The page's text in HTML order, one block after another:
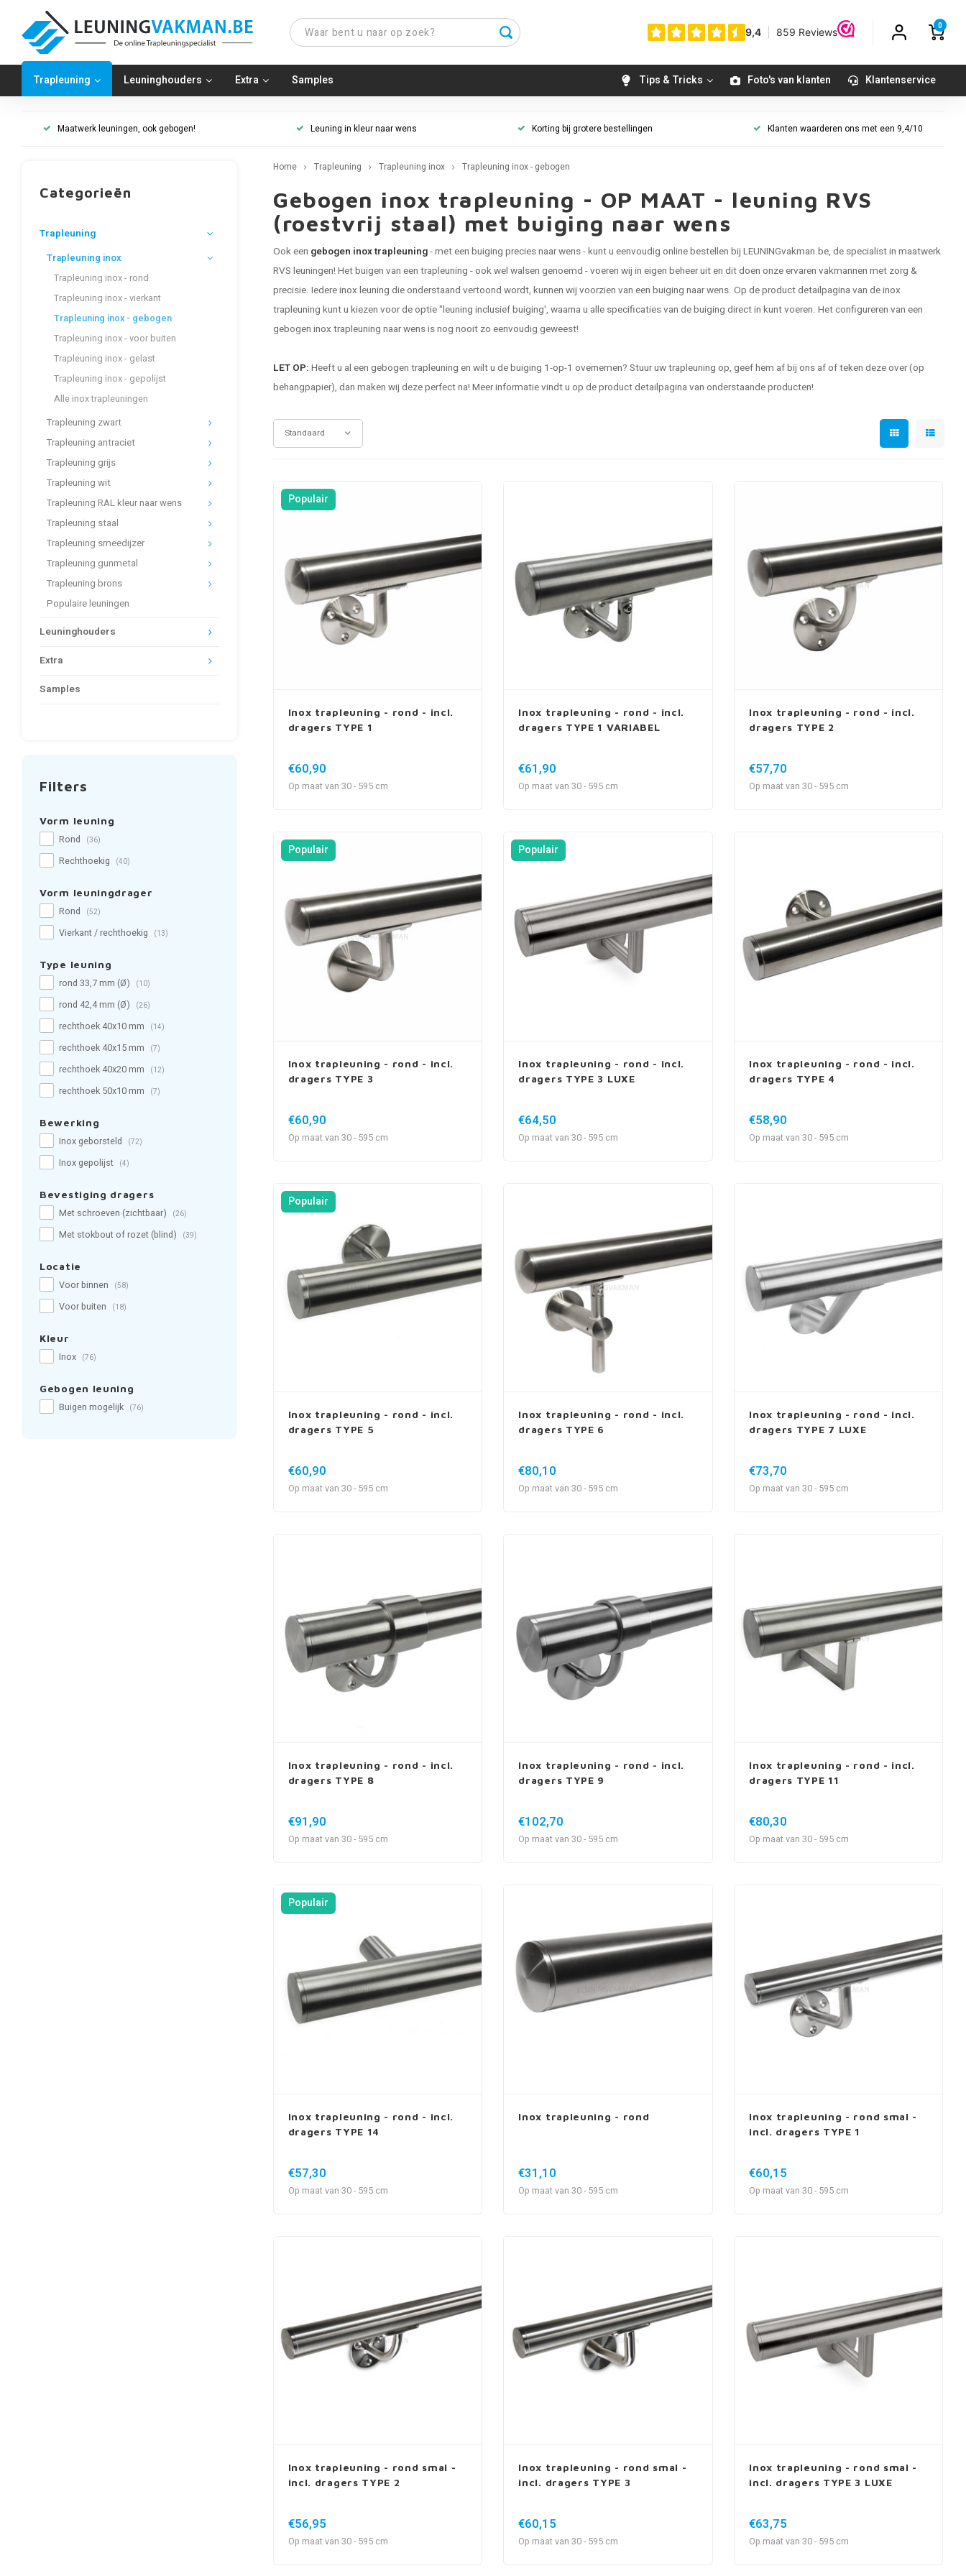
0
Trapleuning Leuninghouders Extra Samples Tips & Tricks Foto's van klanten Klantenservice
Maatwerk leuningen, ook gebogen! Leuning in kleur naar wens Korting bij grotere bestellingen Klanten waarderen ons met een 9,4/10
Categorieën
Trapleuning
Trapleuning inox
Trapleuning inox - rond
Trapleuning inox - vierkant
Trapleuning inox - gebogen
Trapleuning inox - voor buiten
Trapleuning inox - gelast
Trapleuning inox - gepolijst
Alle inox trapleuningen
Trapleuning zwart
Trapleuning antraciet
Trapleuning grijs
Trapleuning wit
Trapleuning RAL kleur naar wens
Trapleuning staal
Trapleuning smeedijzer
Trapleuning gunmetal
Trapleuning brons
Populaire leuningen
Leuninghouders
Extra
Samples
Filters
Vorm leuning
Rond (36)
Rechthoekig (40)
Vorm leuningdrager
Rond (52)
Vierkant / rechthoekig (13)
Type leuning
rond 33,7 mm (Ø) (10)
rond 42,4 mm (Ø) (26)
rechthoek 40x10 mm (14)
rechthoek 40x15 mm (7)
rechthoek 40x20 mm (12)
rechthoek 50x10 mm (7)
Bewerking
Inox geborsteld (72)
Inox gepolijst (4)
Bevestiging dragers
Met schroeven (zichtbaar) (26)
Met stokbout of rozet (blind) (39)
Locatie
Voor binnen (58)
Voor buiten (18)
Kleur
Inox (76)
Gebogen leuning
Buigen mogelijk (76)
Home Trapleuning Trapleuning inox Trapleuning inox - gebogen
Gebogen inox trapleuning - OP MAAT - leuning RVS
(roestvrij staal) met buiging naar wens
Ook een gebogen inox trapleuning- met een buiging precies naar wens - kunt u eenvoudig online bestellen bij LEUNINGvakman.be, de specialist in maatwerk
RVS leuningen! Het buigen van een trapleuning - ook wel walsen genoemd - voeren wij in eigen beheer uit en dit doen onze ervaren vakmannen met zorg &
precisie. Iedereinox leuning die onderstaand vertoond wordt, kunnen wij voorzien van een buiging naar wens. Op de product detailpagina van de inox
trapleuning kunt u kiezen voor de optie "leuning inclusief buiging', waarna u alle specificaties van de buiging direct in kunt voeren. Het configureren van een
gebogen inox trapleuning naar wens is nog nooit zo eenvoudig geweest!
LET OP: Heeft u al een gebogen trapleuning en wilt u de buiging 1-op-1 overnemen? Stuur uw trapleuning op, geef hem af bij ons af of teken deze over (op
behangpapier), dan maken wij deze perfect na! Meer informatie vindt u op de product detailpagina van onderstaande producten!
Standaard
Populair
Inox trapleuning - rond - incl.
dragers TYPE 1
€60,90
Op maat van 30 - 595 cm
Inox trapleuning - rond - incl.
dragers TYPE 1 VARIABEL
€61,90
Op maat van 30 - 595 cm
Inox trapleuning - rond - incl.
dragers TYPE 2
€57,70
Op maat van 30 - 595 cm
Populair
Inox trapleuning - rond - incl.
dragers TYPE 3
€60,90
Op maat van 30 - 595 cm
Populair
Inox trapleuning - rond - incl.
dragers TYPE 3 LUXE
€64,50
Op maat van 30 - 595 cm
Inox trapleuning - rond - incl.
dragers TYPE 4
€58,90
Op maat van 30 - 595 cm
Populair
Inox trapleuning - rond - incl.
dragers TYPE 5
€60,90
Op maat van 30 - 595 cm
Inox trapleuning - rond - incl.
dragers TYPE 6
€80,10
Op maat van 30 - 595 cm
Inox trapleuning - rond - incl.
dragers TYPE 7 LUXE
€73,70
Op maat van 30 - 595 cm
Inox trapleuning - rond - incl.
dragers TYPE 8
€91,90
Op maat van 30 - 595 cm
Inox trapleuning - rond - incl.
dragers TYPE 9
€102,70
Op maat van 30 - 595 cm
Inox trapleuning - rond - incl.
dragers TYPE 11
€80,30
Op maat van 30 - 595 cm
Populair
Inox trapleuning - rond - incl.
dragers TYPE 14
€57,30
Op maat van 30 - 595 cm
Inox trapleuning - rond
€31,10
Op maat van 30 - 595 cm
Inox trapleuning - rond smal -
incl. dragers TYPE 1
€60,15
Op maat van 30 - 595 cm
Inox trapleuning - rond smal -
incl. dragers TYPE 2
€56,95
Op maat van 30 - 595 cm
Inox trapleuning - rond smal -
incl. dragers TYPE 3
€60,15
Op maat van 30 - 595 cm
Inox trapleuning - rond smal -
incl. dragers TYPE 3 LUXE
€63,75
Op maat van 30 - 595 cm